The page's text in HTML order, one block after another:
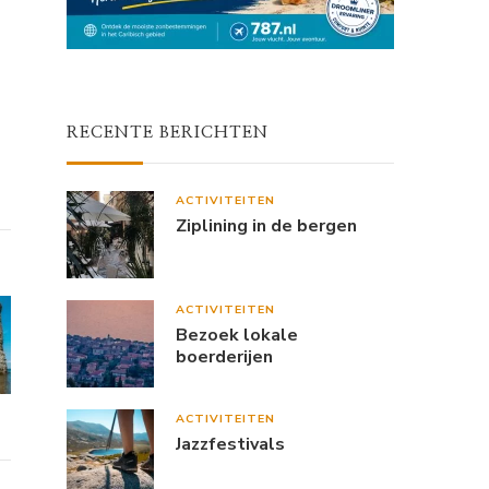
RECENTE BERICHTEN
ACTIVITEITEN
Ziplining in de bergen
ACTIVITEITEN
Bezoek lokale
boerderijen
ACTIVITEITEN
Jazzfestivals